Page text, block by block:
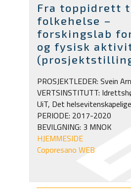
Fra toppidrett
folkehelse –
forskingslab
og fysisk
PROSJEKTLEDER: Svein
VERTSINSTITUTT:
UiT, Det
PERIODE: 2017-2020
BEVILGNING: 3 MNOK
HJEMMESIDE
Coporesano WEB